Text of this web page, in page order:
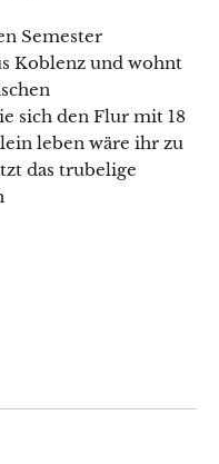
Semester
Koblenz und wohnt
sich den Flur mit 18
leben wäre ihr zu
das trubelige